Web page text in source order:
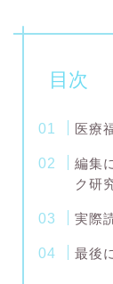
目次
医療
編集
ク研
実際
最後